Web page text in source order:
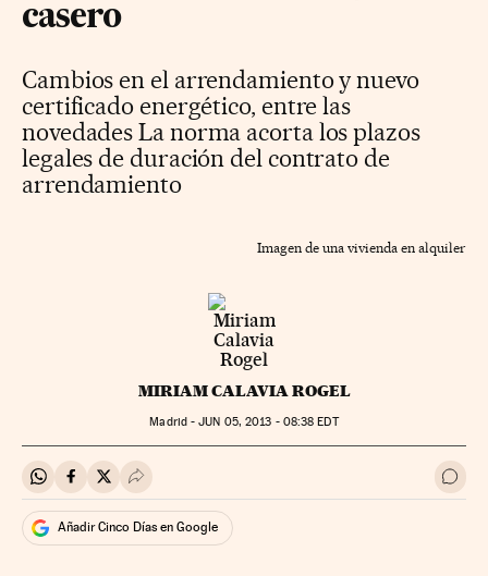
casero
Cambios en el arrendamiento y nuevo
certificado energético, entre las
novedades La norma acorta los plazos
legales de duración del contrato de
arrendamiento
Imagen de una vivienda en alquiler
MIRIAM CALAVIA ROGEL
Madrid -JUN 05, 2013 - 08:38 EDT
Compartir en Whatsapp
Compartir en Facebook
Compartir en Twitter
Desplegar Redes Sociales Ir a
Añadir Cinco Días en Google